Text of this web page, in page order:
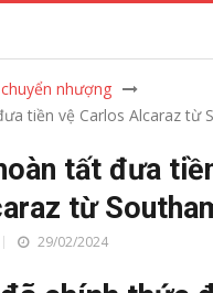
nhượng
tiền vệ Carlos Alcaraz từ
tất đưa
từ
29/02/2024